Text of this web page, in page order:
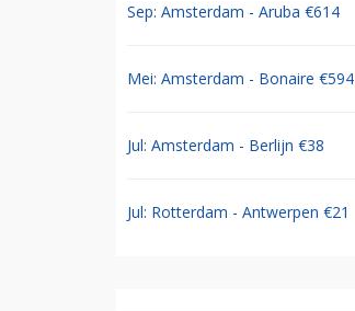
Sep: Amsterdam - Aruba €614
Mei: Amsterdam - Bonaire €594
Jul: Amsterdam - Berlijn €38
Jul: Rotterdam - Antwerpen €21